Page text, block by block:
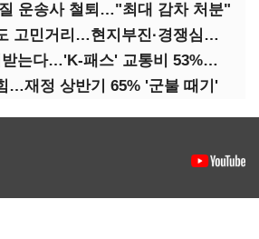
운송사 철퇴…"최대 감차 처분"
'중화권 리스크'도 고민거리…현지부진·경쟁심화·양안냉각
대중교통비 돌려받는다…'K-패스' 교통비 53%까지 환급
…재정 상반기 65% '군불 때기'